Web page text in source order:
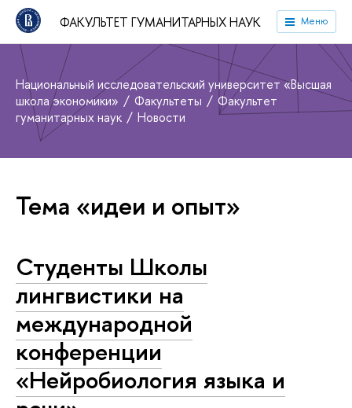
ФАКУЛЬТЕТ ГУМАНИТАРНЫХ НАУК Меню
Национальный исследовательский университет «Высшая
школа экономики»
Факультеты
Факультет
гуманитарных наук
Новости
Тема «идеи и опыт»
Студенты Школы
лингвистики на
международной
конференции
«Нейробиология языка и